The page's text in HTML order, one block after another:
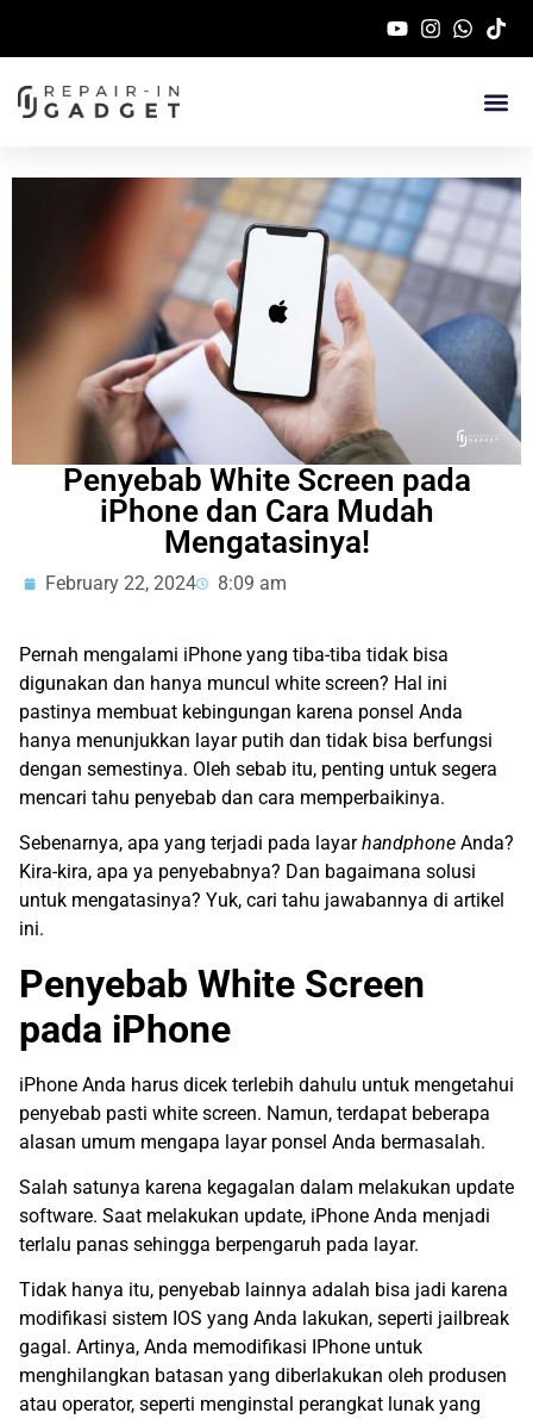
Penyebab White Screen pada
iPhone dan Cara Mudah
Mengatasinya!
February 22, 2024 8:09 am
Pernah mengalami iPhone yang tiba-tiba tidak bisa
digunakan dan hanya muncul white screen? Hal ini
pastinya membuat kebingungan karena ponsel Anda
hanya menunjukkan layar putih dan tidak bisa berfungsi
dengan semestinya. Oleh sebab itu, penting untuk segera
mencari tahu penyebab dan cara memperbaikinya.
Sebenarnya, apa yang terjadi pada layarhandphone Anda?
Kira-kira, apa ya penyebabnya? Dan bagaimana solusi
untuk mengatasinya? Yuk, cari tahu jawabannya di artikel
ini.
Penyebab White Screen
pada iPhone
iPhone Anda harus dicek terlebih dahulu untuk mengetahui
penyebab pasti white screen. Namun, terdapat beberapa
alasan umum mengapa layar ponsel Anda bermasalah.
Salah satunya karena kegagalan dalam melakukan update
software. Saat melakukan update, iPhone Anda menjadi
terlalu panas sehingga berpengaruh pada layar.
Tidak hanya itu, penyebab lainnya adalah bisa jadi karena
modifikasi sistem IOS yang Anda lakukan, seperti jailbreak
gagal. Artinya, Anda memodifikasi IPhone untuk
menghilangkan batasan yang diberlakukan oleh produsen
atau operator, seperti menginstal perangkat lunak yang